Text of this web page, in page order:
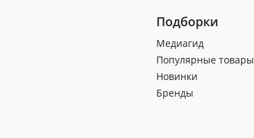
Подборки
Медиагид
Популярные товары
Новинки
Бренды